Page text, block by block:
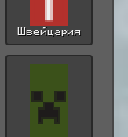
Швейцария